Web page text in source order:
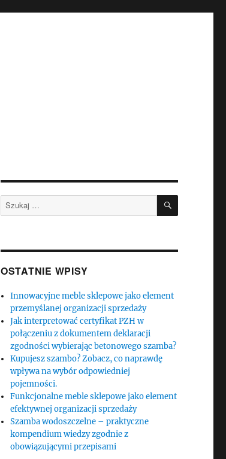
Szukaj: SZUKAJ
OSTATNIE WPISY
Innowacyjne meble sklepowe jako element
przemyślanej organizacji sprzedaży
Jak interpretować certyfikat PZH w
połączeniu z dokumentem deklaracji
zgodności wybierając betonowego szamba?
Kupujesz szambo? Zobacz, co naprawdę
wpływa na wybór odpowiedniej
pojemności.
Funkcjonalne meble sklepowe jako element
efektywnej organizacji sprzedaży
Szamba wodoszczelne – praktyczne
kompendium wiedzy zgodnie z
obowiązującymi przepisami